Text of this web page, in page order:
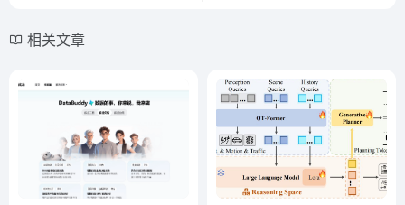
相关文章